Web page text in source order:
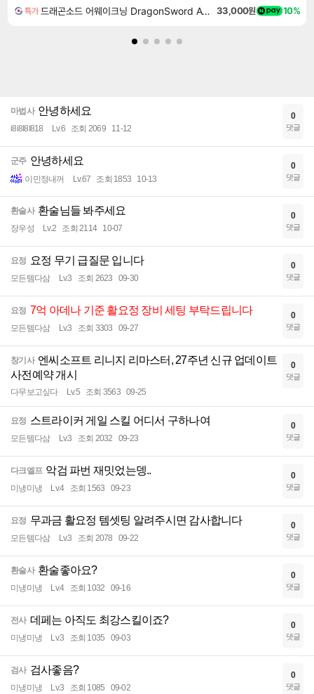
특가 드래곤소드 어웨이크닝 DragonSword Awakening 33,000원 10%
마법사 안녕하세요
i8i8I8I818 Lv.6 조회 2069 11-12
0
댓글
군주 안녕하세요
이민정내꺼 Lv.67 조회 1853 10-13
0
댓글
환술사 환술님들 봐주세요
장우성 Lv.2 조회 2114 10-07
0
댓글
요정 요정 무기 급질문 입니다
모든템다삼 Lv.3 조회 2623 09-30
0
댓글
요정 7억 아데나 기준 활요정 장비 세팅 부탁드립니다
모든템다삼 Lv.3 조회 3303 09-27
0
댓글
창기사 엔씨소프트 리니지 리마스터, 27주년 신규 업데이트
사전예약 개시
다무보고싶다 Lv.5 조회 3563 09-25
0
댓글
요정 스트라이커 게일 스킬 어디서 구하나여
모든템다삼 Lv.3 조회 2032 09-23
0
댓글
다크엘프 악검 파번 재밋었는뎅..
미냉미냉 Lv.4 조회 1563 09-23
0
댓글
요정 무과금 활요정 템셋팅 알려주시면 감사합니다
모든템다삼 Lv.3 조회 2078 09-22
0
댓글
환술사 환술좋아요?
미냉미냉 Lv.4 조회 1032 09-16
0
댓글
전사 데페는 아직도 최강스킬이죠?
미냉미냉 Lv.3 조회 1035 09-03
0
댓글
검사 검사좋음?
미냉미냉 Lv.3 조회 1085 09-02
0
댓글